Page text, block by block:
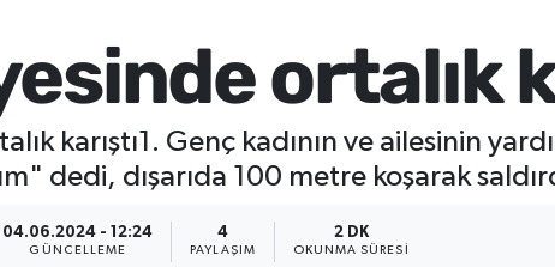
ortalık
karıştı1. Genç kadının ve ailesinin
dedi, dışarıda 100 metre koşarak
04.06.2024 - 12:24
GÜNCELLEME
4
PAYLAŞIM
2 DK
OKUNMA SÜRESI